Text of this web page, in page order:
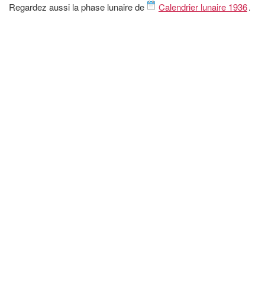
Regardez aussi la phase lunaire de Calendrier lunaire 1936.